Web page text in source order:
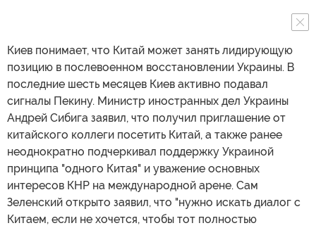
Киев понимает, что Китай может занять лидирующую
позицию в послевоенном восстановлении Украины. В
последние шесть месяцев Киев активно подавал
сигналы Пекину. Министр иностранных дел Украины
Андрей Сибига заявил, что получил приглашение от
китайского коллеги посетить Китай, а также ранее
неоднократно подчеркивал поддержку Украиной
принципа "одного Китая" и уважение основных
интересов КНР на международной арене. Сам
Зеленский открыто заявил, что "нужно искать диалог с
Китаем, если не хочется, чтобы тот полностью